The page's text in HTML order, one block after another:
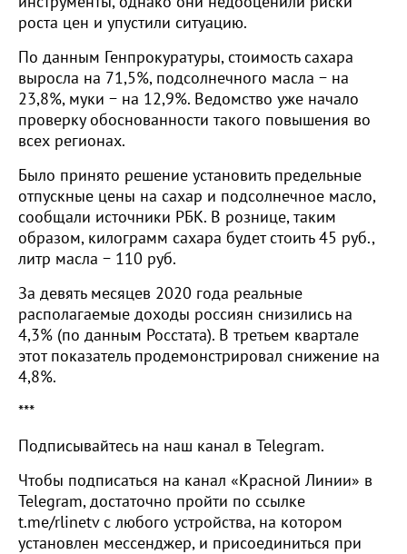
роста цен и упустили ситуацию.
По данным Генпрокуратуры, стоимость сахара
выросла на 71,5%, подсолнечного масла − на
23,8%, муки − на 12,9%. Ведомство уже начало
проверку обоснованности такого повышения во
всех регионах.
Было принято решение установить предельные
отпускные цены на сахар и подсолнечное масло,
сообщали источники РБК. В рознице, таким
образом, килограмм сахара будет стоить 45 руб.,
литр масла − 110 руб.
За девять месяцев 2020 года реальные
располагаемые доходы россиян снизились на
4,3% (по данным Росстата). В третьем квартале
этот показатель продемонстрировал снижение на
4,8%.
***
Подписывайтесь на наш канал в Telegram.
Чтобы подписаться на канал «Красной Линии» в
Telegram, достаточно пройти по ссылке
t.me/rlinetv с любого устройства, на котором
установлен мессенджер, и присоединиться при